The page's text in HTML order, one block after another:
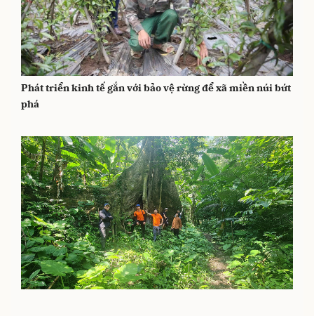
Phát triển kinh tế gắn với bảo vệ rừng để xã miền núi bứt
phá